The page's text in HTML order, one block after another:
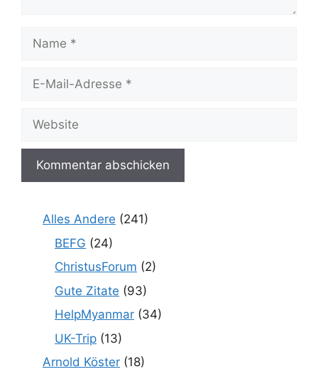
Name
Website
Alles Andere (241)
BEFG (24)
ChristusForum (2)
Gute Zitate (93)
HelpMyanmar (34)
UK-Trip (13)
Arnold Köster (18)